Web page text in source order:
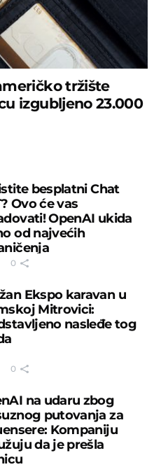
tržište
izgubljeno 23.000
besplatni Chat
Ovo će vas
OpenAI ukida
od najvećih
0
Ekspo karavan u
Mitrovici:
nasleđe tog
0
na udaru zbog
putovanja za
Kompaniju
da je prešla